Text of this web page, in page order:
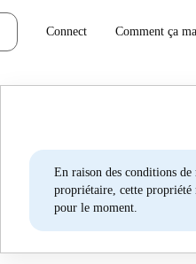
Connect Comment ça
En raison des conditions de
propriétaire, cette propriété
pour le moment.